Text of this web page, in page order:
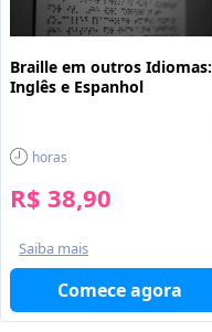
Braille em outros Idiomas:
Inglês e Espanhol
horas
R$ 38,90
Saiba mais
Comece agora